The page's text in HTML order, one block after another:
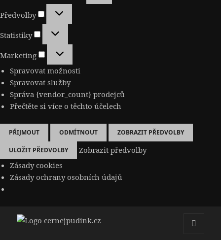
Předvolby
Předvolby
Statistiky
Statistiky
Marketing
Marketing
Spravovat možnosti
Spravovat služby
Správa {vendor_count} prodejců
Přečtěte si více o těchto účelech
PŘIJMOUT ODMÍTNOUT ZOBRAZIT PŘEDVOLBY
ULOŽIT PŘEDVOLBY
Zobrazit předvolby
Zásady cookies
Zásady ochrany osobních údajů